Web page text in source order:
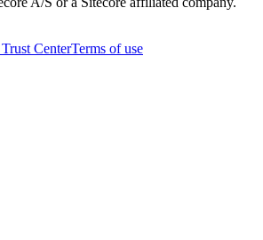
CenterTerms of use